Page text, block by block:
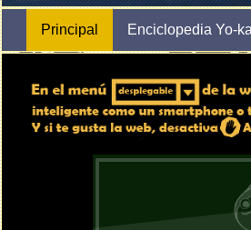
Principal Enciclopedia Yo-